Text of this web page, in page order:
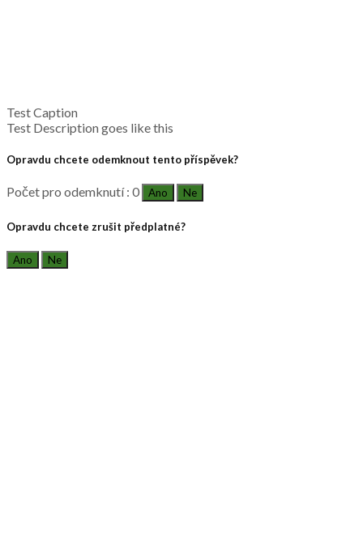
Test Caption
Test Description goes like this
Opravdu chcete odemknout tento příspěvek?
Počet pro odemknutí : 0 Ano Ne
Opravdu chcete zrušit předplatné?
Ano Ne